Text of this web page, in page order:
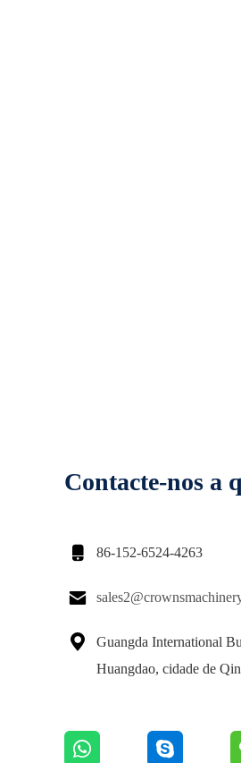
Contacte-nos a
 86-152-6524-4263


Guangda International
Huangdao, cidade de